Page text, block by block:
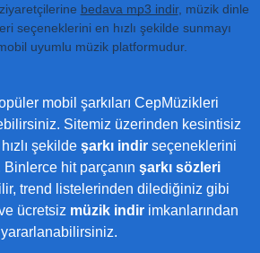
bedava mp3 indir, müzik dinle
seçeneklerini en hızlı şekilde sunmayı
uyumlu müzik platformudur.
mobil şarkıları CepMüzikleri
Sitemiz üzerinden kesintisiz
şekilde şarkı indirseçeneklerini
hit parçanın şarkı sözleri
trend listelerinden dilediğiniz gibi
ücretsiz müzik indir imkanlarından
yararlanabilirsiniz.